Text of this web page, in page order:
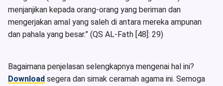
menjanjikan kepada orang-orang yang beriman dan
mengerjakan amal yang saleh di antara mereka ampunan
dan pahala yang besar.” (QS AL-Fath [48]: 29)
Bagaimana penjelasan selengkapnya mengenai hal ini?
Download segera dan simak ceramah agama ini. Semoga